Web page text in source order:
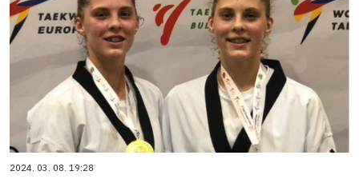
2024. 03. 08. 19:28